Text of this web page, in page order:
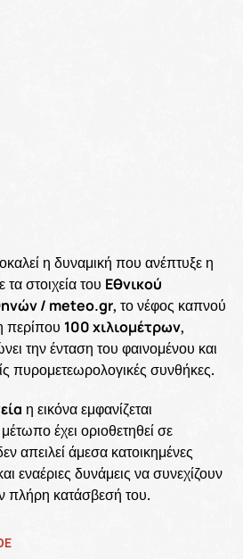
η δυναμική που ανέπτυξε η
στοιχεία του Εθνικού
/ meteo.gr, το νέφος καπνού
περίπου 100 χιλιομέτρων,
την ένταση του φαινομένου και
πυρομετεωρολογικές συνθήκες.
η εικόνα εμφανίζεται
έχει οριοθετηθεί σε
απειλεί άμεσα κατοικημένες
εναέριες δυνάμεις να συνεχίζουν
πλήρη κατάσβεσή του.